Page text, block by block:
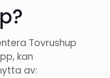
Tovrushup
kan
av: